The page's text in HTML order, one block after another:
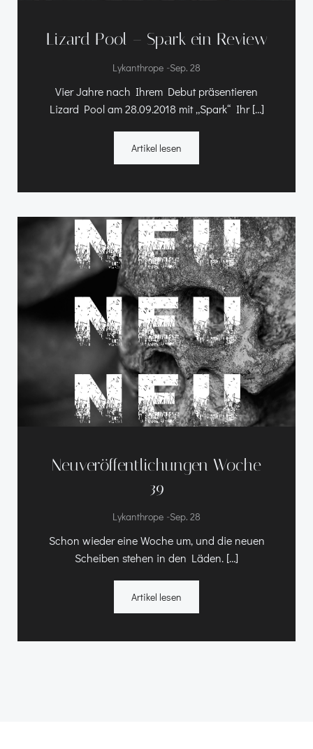
Lizard Pool – Spark ein Review
Lykanthrope -Sep. 28
Vier Jahre nach Ihrem Debut präsentieren
Lizard Pool am 28.09.2018 mit „Spark“ Ihr […]
Artikel lesen
Neuveröffentlichungen Woche
39
Lykanthrope -Sep. 28
Schon wieder eine Woche um, und die neuen
Scheiben stehen in den Läden. […]
Artikel lesen